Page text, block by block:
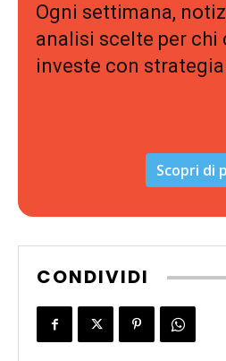
Ogni settimana,
analisi scelte per chi
investe con
Scopri di
CONDIVIDI